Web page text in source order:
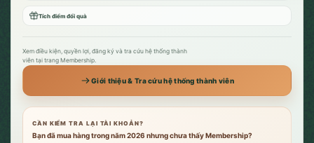
Tích điểm đổi quà
Xem điều kiện, quyền lợi, đăng ký và tra cứu hệ thống thành
viên tại trang Membership.
Giới thiệu & Tra cứu hệ thống thành viên
CẦN KIỂM TRA LẠI TÀI KHOẢN?
Bạn đã mua hàng trong năm 2026 nhưng chưa thấy Membership?